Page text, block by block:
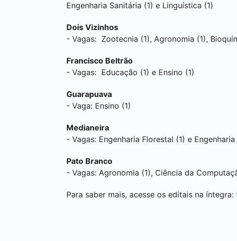
Engenharia Sanitária (1) e Linguística (1)
Dois Vizinhos
- Vagas: Zootecnia (1), Agronomia (1),
Francisco Beltrão
- Vagas: Educação (1) e Ensino (1)
Guarapuava
- Vaga: Ensino (1)
Medianeira
- Vagas: Engenharia Florestal (1) e Engenharia
Pato Branco
- Vagas: Agronomia (1), Ciência da
Para saber mais, acesse os editais na íntegra: